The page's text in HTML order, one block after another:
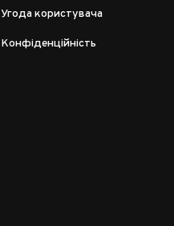
Угода користувача
Конфіденційність